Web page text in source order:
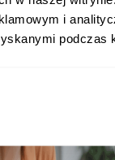
i
podczas